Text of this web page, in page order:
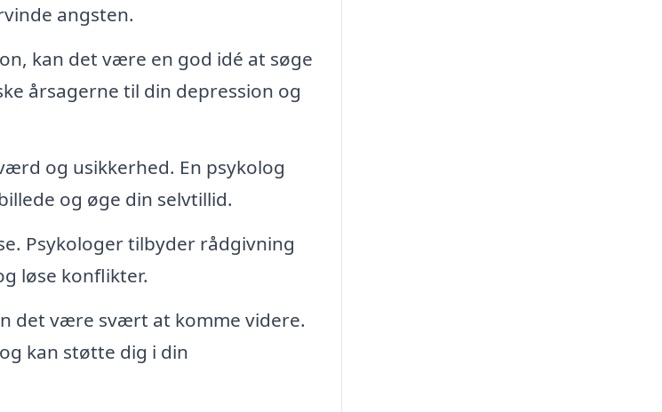
angsten.
kan det være en god idé at søge
årsagerne til din depression og
og usikkerhed. En psykolog
og øge din selvtillid.
Psykologer tilbyder rådgivning
løse konflikter.
det være svært at komme videre.
kan støtte dig i din